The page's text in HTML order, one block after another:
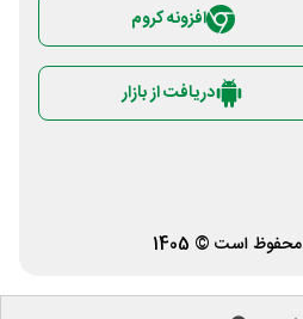
افزونه کروم
دریافت از بازار
محفوظ است © 1405